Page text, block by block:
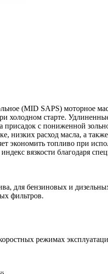
(MID SAPS)
холодном старте.
присадок с пониженной
низких расход масла, а
экономить топливо при
вязкости благодаря
для бензиновых и
фильтров.
режимах